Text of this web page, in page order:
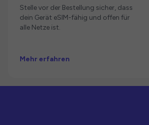
Stelle vor der Bestellung sicher, dass
dein Gerät eSIM-fähig und offen für
alle Netze ist.
Mehr erfahren